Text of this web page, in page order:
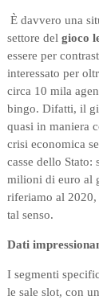
È davvero una
settore del gioco
essere per
interessato per
circa 10 mila
bingo. Difatti, il
quasi in maniera
crisi economica
casse dello Stato:
milioni di euro al
riferiamo al 2020,
tal senso.
Dati
I segmenti
le sale slot, con